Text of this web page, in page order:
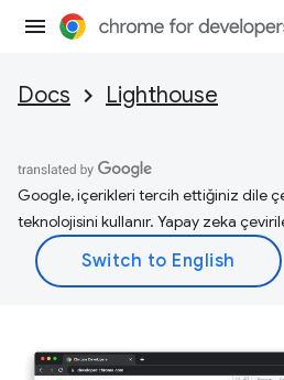
Docs Lighthouse
Google, içerikleri tercih ettiğiniz dile
teknolojisini kullanır. Yapay zeka